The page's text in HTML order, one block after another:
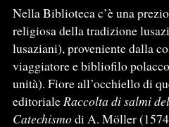
Nella Biblioteca c’è una
religiosa della tradizione
lusaziani), proveniente dalla
viaggiatore e bibliofilo
unità). Fiore all’occhiello di
editorialeRaccolta di salmi
Catechismodi A. Möller